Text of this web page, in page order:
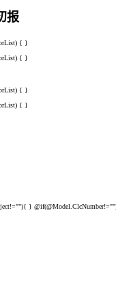
报
{ }
{ }
{ }
{ }
}